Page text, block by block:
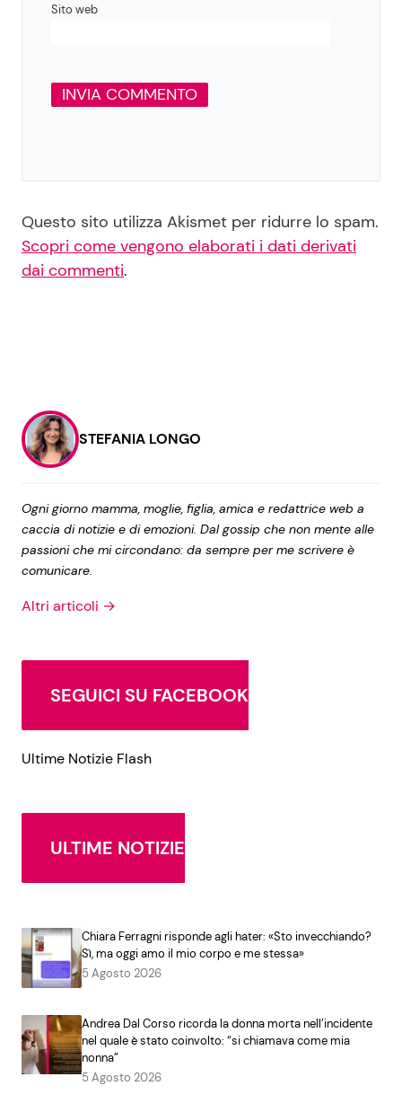
Sito web
Questo sito utilizza Akismet per ridurre lo spam.
Scopri come vengono elaborati i dati derivati
dai commenti.
STEFANIA LONGO
Ogni giorno mamma, moglie, figlia, amica e redattrice web a
caccia di notizie e di emozioni. Dal gossip che non mente alle
passioni che mi circondano: da sempre per me scrivere è
comunicare.
Altri articoli →
SEGUICI SU FACEBOOK
Ultime Notizie Flash
ULTIME NOTIZIE
Chiara Ferragni risponde agli hater: «Sto invecchiando?
Sì, ma oggi amo il mio corpo e me stessa»
5 Agosto 2026
Andrea Dal Corso ricorda la donna morta nell’incidente
nel quale è stato coinvolto: “si chiamava come mia
nonna”
5 Agosto 2026